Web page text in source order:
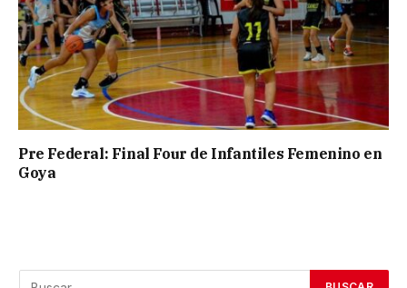
Pre Federal: Final Four de Infantiles Femenino en
Goya